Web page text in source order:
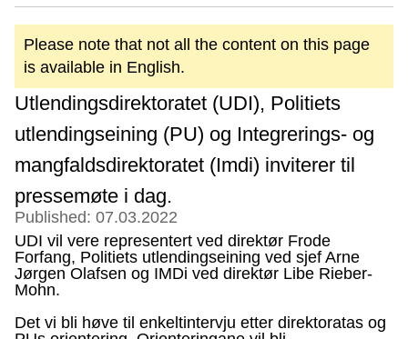
Please note that not all the content on this page
is available in English.
Utlendingsdirektoratet (UDI), Politiets
utlendingseining (PU) og Integrerings- og
mangfaldsdirektoratet (Imdi) inviterer til
pressemøte i dag.
Published: 07.03.2022
UDI vil vere representert ved direktør Frode
Forfang, Politiets utlendingseining ved sjef Arne
Jørgen Olafsen og IMDi ved direktør Libe Rieber-
Mohn.
Det vi bli høve til enkeltintervju etter direktoratas og